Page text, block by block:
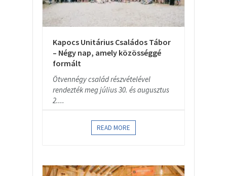
Kapocs Unitárius Családos Tábor
– Négy nap, amely közösséggé
formált
Ötvennégy család részvételével
rendezték meg július 30. és augusztus
2....
READ MORE